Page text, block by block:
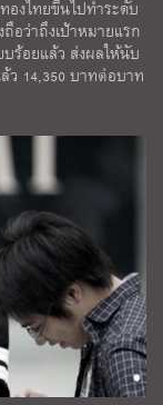
องไทยขึ้นไปทำระดับ
อว่าถึงเป้าหมายแรก
ร้อยแล้ว ส่งผลให้นับ
ว 14,350 บาทต่อบาท